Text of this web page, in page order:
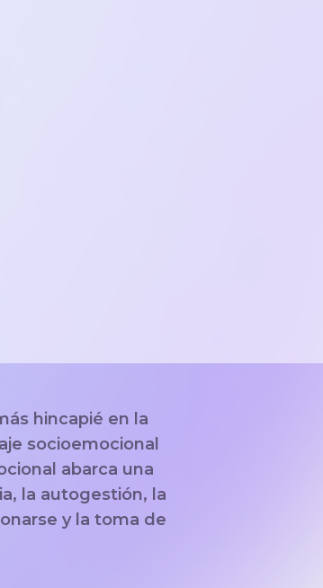
hincapié en la
socioemocional
abarca una
la autogestión, la
y la toma de